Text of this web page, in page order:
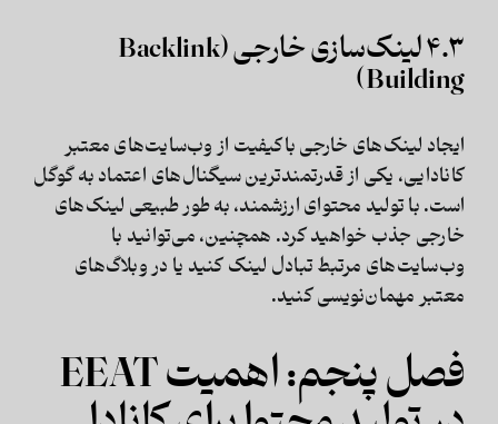
۴.۳ لینک‌سازی خارجی (Backlink
Building)
ایجاد لینک‌های خارجی باکیفیت از وب‌سایت‌های معتبر
کانادایی، یکی از قدرتمندترین سیگنال‌های اعتماد به گوگل
است. با تولید محتوای ارزشمند، به طور طبیعی لینک‌های
خارجی جذب خواهید کرد. همچنین، می‌توانید با
وب‌سایت‌های مرتبط تبادل لینک کنید یا در وبلاگ‌های
معتبر مهمان‌نویسی کنید.
فصل پنجم: اهمیت EEAT